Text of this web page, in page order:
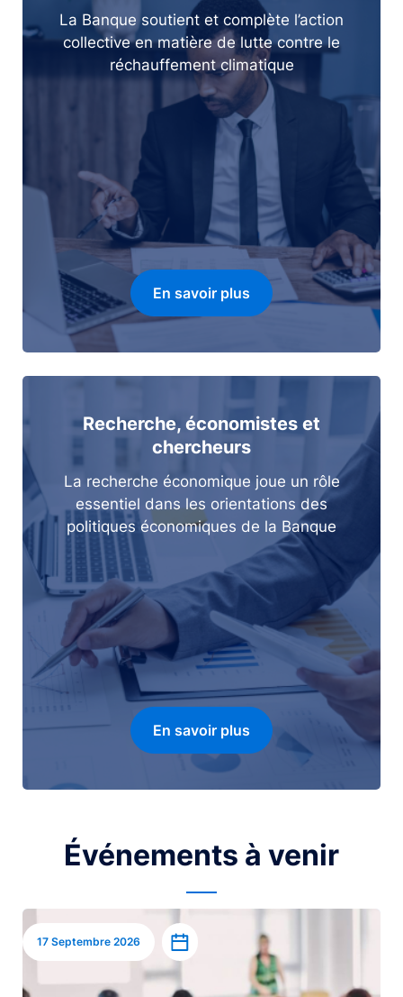
La Banque soutient et complète l’action
collective en matière de lutte contre le
réchauffement climatique
En savoir plus
Recherche, économistes et
chercheurs
La recherche économique joue un rôle
essentiel dans les orientations des
politiques économiques de la Banque
En savoir plus
Événements à venir
Image
17 Septembre 2026 Ajouter à l’agenda